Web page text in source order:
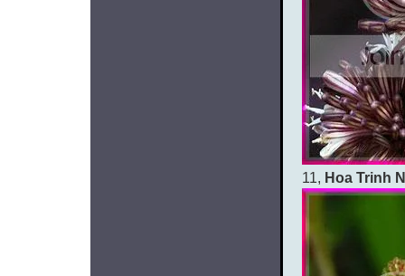
11, Hoa Trinh